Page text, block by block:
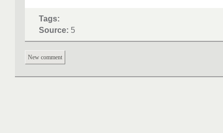
Denken u Handeln bilden nicht immer
Gegenmaßnahme: Diskussion zur
hinlenken
Naturalistische Fehlschlüsse
Aus informativen Aussagen werden
Aussagen abgeleitet; dabei wird das
Tags:
Source: 5
New comment